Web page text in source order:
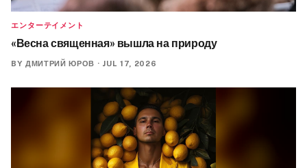
エンターテイメント
«Весна священная» вышла на природу
BY ДМИТРИЙ ЮРОВ · JUL 17, 2026